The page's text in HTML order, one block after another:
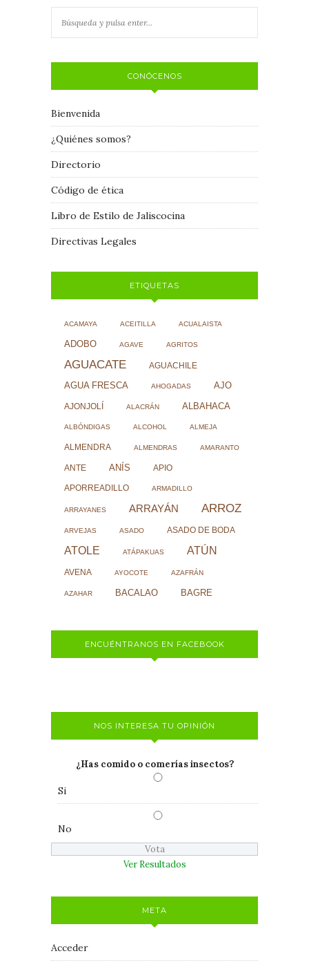
CONÓCENOS
Bienvenida
¿Quiénes somos?
Directorio
Código de ética
Libro de Estilo de Jaliscocina
Directivas Legales
ETIQUETAS
ACAMAYA ACEITILLA ACUALAISTA
ADOBO AGAVE AGRITOS
AGUACATE AGUACHILE
AGUA FRESCA AHOGADAS AJO
AJONJOLÍ ALACRÁN ALBAHACA
ALBÓNDIGAS ALCOHOL ALMEJA
ALMENDRA ALMENDRAS AMARANTO
ANTE ANÍS APIO
APORREADILLO ARMADILLO
ARRAYANES ARRAYÁN ARROZ
ARVEJAS ASADO ASADO DE BODA
ATOLE ATÁPAKUAS ATÚN
AVENA AYOCOTE AZAFRÁN
AZAHAR BACALAO BAGRE
ENCUÉNTRANOS EN FACEBOOK
NOS INTERESA TU OPINIÓN
¿Has comido o comerías insectos?
Si
No
Ver Resultados
META
Acceder